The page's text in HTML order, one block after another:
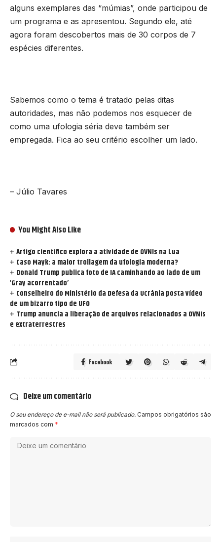
alguns exemplares das “múmias”, onde participou de
um programa e as apresentou. Segundo ele, até
agora foram descobertos mais de 30 corpos de 7
espécies diferentes.
Sabemos como o tema é tratado pelas ditas
autoridades, mas não podemos nos esquecer de
como uma ufologia séria deve também ser
empregada. Fica ao seu critério escolher um lado.
– Júlio Tavares
You Might Also Like
Artigo científico explora a atividade de OVNIs na Lua
Caso Mayk: a maior trollagem da ufologia moderna?
Donald Trump publica foto de IA caminhando ao lado de um
‘Gray acorrentado’
Conselheiro do Ministério da Defesa da Ucrânia posta vídeo
de um bizarro tipo de UFO
Trump anuncia a liberação de arquivos relacionados a OVNIs
e extraterrestres
Facebook
Deixe um comentário
O seu endereço de e-mail não será publicado. Campos obrigatórios são
marcados com *